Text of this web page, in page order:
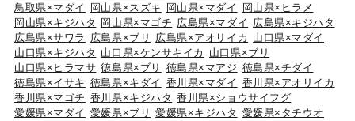
鳥取県×マダイ
岡山県×スズキ 岡山県×マダイ
岡山県×ヒラメ
岡山県×キジハタ
岡山県×マゴチ 広島県×マダイ 広島県×キジハタ
広島県×サワラ
広島県×ブリ 広島県×アオリイカ 山口県×マダイ
山口県×キジハタ 山口県×ケンサキイカ
山口県×ブリ
山口県×ヒラマサ 徳島県×ブリ 徳島県×マアジ 徳島県×チダイ
徳島県×イサキ 徳島県×キダイ 香川県×マダイ 香川県×アオリイカ
香川県×マゴチ 香川県×キジハタ 香川県×ショウサイフグ
愛媛県×マダイ 愛媛県×ブリ 愛媛県×キジハタ 愛媛県×タチウオ